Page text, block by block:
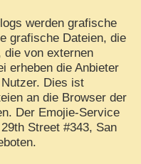
werden grafische
grafische Dateien, die
die von externen
erheben die Anbieter
Dies ist
an die Browser der
Der Emojie-Service
Street #343, San